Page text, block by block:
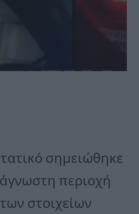
σημειώθηκε
περιοχή
στοιχείων